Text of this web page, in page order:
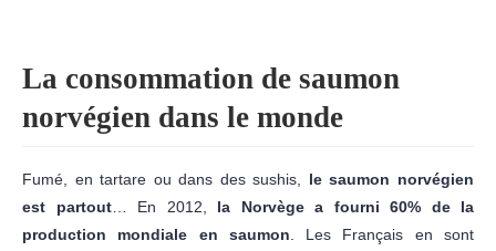
La consommation de saumon
norvégien dans le monde
Fumé, en tartare ou dans des sushis, le saumon norvégien
est partout… En 2012, la Norvège a fourni 60% de la
production mondiale en saumon . Les Français en sont